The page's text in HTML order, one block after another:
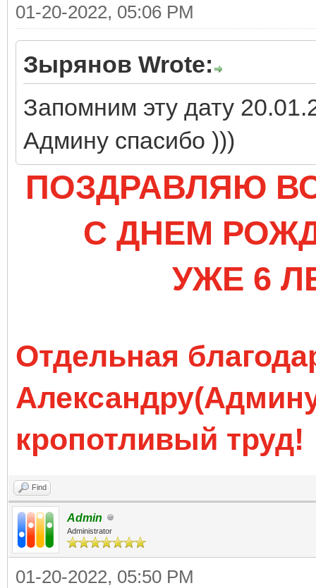
01-20-2022, 05:06 PM
Зырянов Wrote:
Запомним эту дату
Админу спасибо )))
ПОЗДРАВЛЯЮ
С ДНЕМ
УЖЕ 6
Отдельная
кропотливый труд!
Find
Admin
Administrator
01-20-2022, 05:50 PM